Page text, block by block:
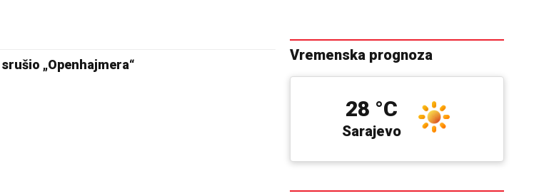
„Openhajmera“
Vremenska prognoza
Sarajevo
28 °C